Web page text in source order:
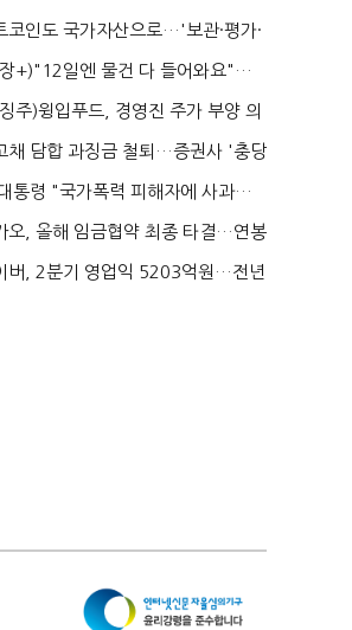
덜 똘똘한 한 채' 20...
코인도 국가자산으로…'보관·평가·
' 기준은 ...
+)"12일엔 물건 다 들어와요"…
대 채우며 문 연 ...
주)윙입푸드, 경영진 주가 부양 의
상한가...
채 담합 과징금 철퇴…증권사 '충당
탄' 우려...
통령 "국가폭력 피해자에 사과…
적 조사로 진...
오, 올해 임금협약 최종 타결…연봉
인상·격려...
버, 2분기 영업익 5203억원…전년